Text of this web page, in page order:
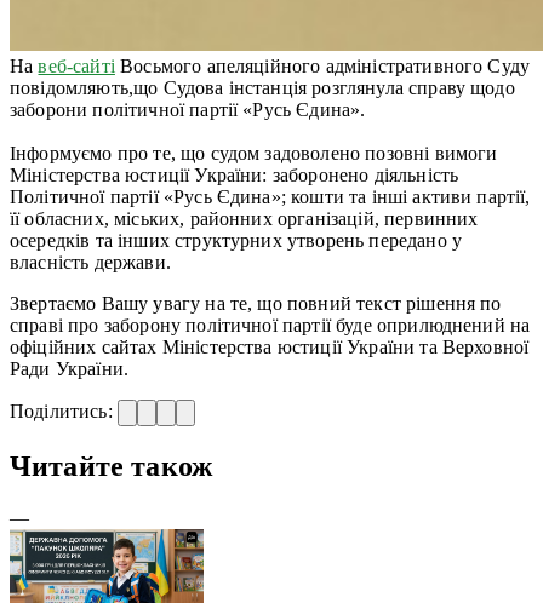
Навеб-сайті Восьмого апеляційного адміністративного Суду
повідомляють,що Судова інстанція розглянула справу щодо
заборони політичної партії «Русь Єдина».
Інформуємо про те, що судом задоволено позовні вимоги
Міністерства юстиції України: заборонено діяльність
Політичної партії «Русь Єдина»; кошти та інші активи партії,
її обласних, міських, районних організацій, первинних
осередків та інших структурних утворень передано у
власність держави.
Звертаємо Вашу увагу на те, що повний текст рішення по
справі про заборону політичної партії буде оприлюднений на
офіційних сайтах Міністерства юстиції України та Верховної
Ради України.
Поділитись:
Читайте також
—